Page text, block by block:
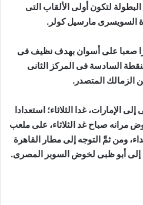
لتكون أولى الألقاب التى
السويسرى مارسيل كولر.
صعبا على أسوان بهدف نظيف فى
السادسة فى المركز الثانى
الزمالك المتصدر.
الإمارات، غدا الثلاثاء؛ استعدادا
مرانه صباح غد الثلاثاء، على ملعب
ومن ثمَّ التوجه إلى مطار القاهرة
إلى أبو ظبى لخوض السوبر المصرى.